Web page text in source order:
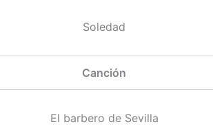
Soledad
Canción
El barbero de Sevilla